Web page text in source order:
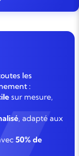
les
:
sur mesure,
, adapté aux
50% de